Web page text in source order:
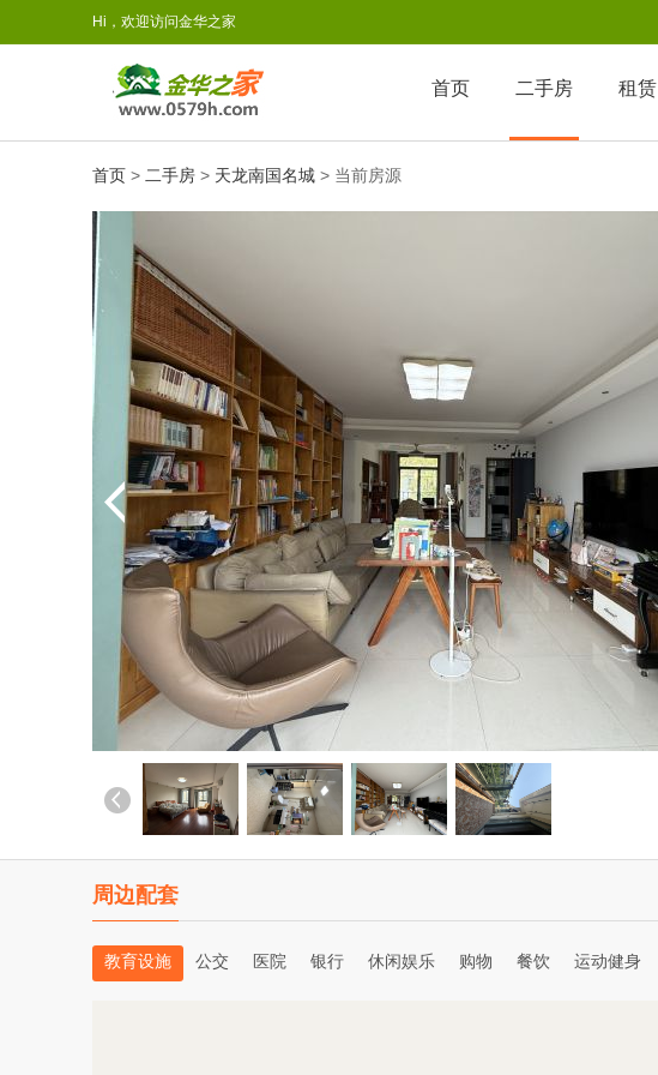
Hi，欢迎访问金华之家
首页 二手房 租赁
首页 > 二手房 > 天龙南国名城 > 当前房源
周边配套
教育设施 公交 医院 银行 休闲娱乐 购物 餐饮 运动健身